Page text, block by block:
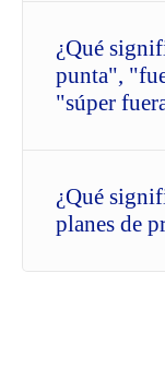
¿Qué
punta",
"súper
¿Qué
planes de